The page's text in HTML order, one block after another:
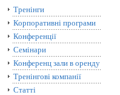
Тренінги
Корпоративні програми
Конференції
Семінари
Конференц зали в оренду
Тренінгові компанії
Статті